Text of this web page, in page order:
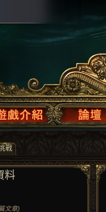
戰
料
文章)